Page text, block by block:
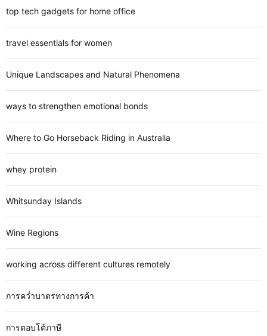
top tech gadgets for home office
travel essentials for women
Unique Landscapes and Natural Phenomena
ways to strengthen emotional bonds
Where to Go Horseback Riding in Australia
whey protein
Whitsunday Islands
Wine Regions
working across different cultures remotely
การคว่ำบาตรทางการค้า
การตอบโต้ภาษี